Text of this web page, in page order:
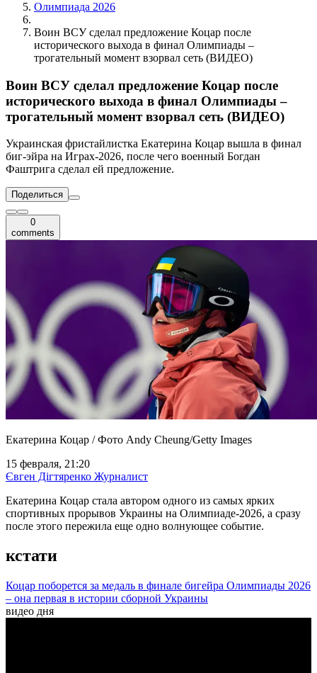
Олимпиада 2026
Воин ВСУ сделал предложение Коцар после
исторического выхода в финал Олимпиады –
трогательный момент взорвал сеть (ВИДЕО)
Воин ВСУ сделал предложение Коцар после
исторического выхода в финал Олимпиады –
трогательный момент взорвал сеть (ВИДЕО)
Украинская фристайлистка Екатерина Коцар вышла в финал
биг-эйра на Играх-2026, после чего военный Богдан
Фаштрига сделал ей предложение.
Поделиться
0
comments
Екатерина Коцар / Фото Andy Cheung/Getty Images
15 февраля, 21:20
Євген Дігтяренко Журналист
Екатерина Коцар стала автором одного из самых ярких
спортивных прорывов Украины на Олимпиаде-2026, а сразу
после этого пережила еще одно волнующее событие.
кстати
Коцар поборется за медаль в финале бигейра Олимпиады 2026
– она первая в истории сборной Украины
видео дня